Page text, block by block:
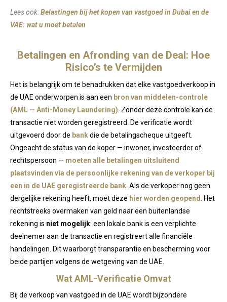
Lees ook:Belastingen bij het kopen van vastgoed in Dubai en de
VAE: wat u moet betalen
Betalingen en Afronding van de Deal: Hoe
Risico’s te Vermijden
Het is belangrijk om te benadrukken dat elke vastgoedverkoop in
de UAE onderworpen is aan een bron van middelen-controle
(AML — Anti-Money Laundering). Zonder deze controle kan de
transactie niet worden geregistreerd. De verificatie wordt
uitgevoerd door de bankdie de betalingscheque uitgeeft.
Ongeacht de status van de koper — inwoner, investeerder of
rechtspersoon — moeten alle betalingen uitsluitend
plaatsvinden via de persoonlijke rekening van de verkoper bij
een in de UAE geregistreerde bank. Als de verkoper nog geen
dergelijke rekening heeft, moet deze hier worden geopend. Het
rechtstreeks overmaken van geld naar een buitenlandse
rekening is niet mogelijk: een lokale bank is een verplichte
deelnemer aan de transactie en registreert alle financiële
handelingen. Dit waarborgt transparantie en bescherming voor
beide partijen volgens de wetgeving van de UAE.
Wat AML-Verificatie Omvat
Bij de verkoop van vastgoed in de UAE wordt bijzondere